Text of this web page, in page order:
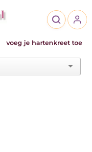
voeg je hartenkreet toe